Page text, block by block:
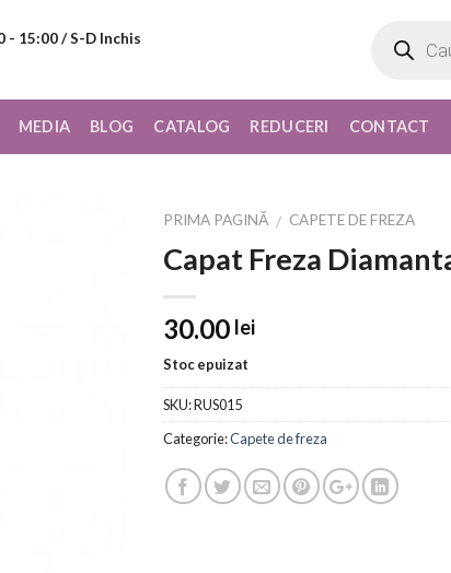
- 15:00 / S-D Inchis
search
MEDIA BLOG CATALOG REDUCERI CONTACT
PRIMA PAGINĂ / CAPETE DE FREZA
Capat Freza
30.00 lei
Stoc epuizat
SKU:RUS015
Categorie:Capete de freza